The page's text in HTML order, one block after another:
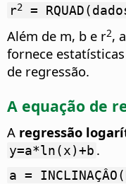
r2 =
Além de m, b e r2,
fornece
de regressão.
A equação de
A regressão
y=a*ln(x)+b .
a =